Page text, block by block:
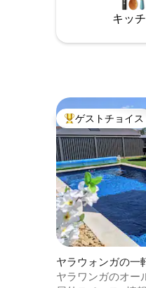
↔ タスマニア 🛏 4名様宿泊可能： クイー
ンベッド1台 シン
キッ
大好評のゲスト
ゲストチョイス
ヤラウォンガの一
ヤラワンガのオー